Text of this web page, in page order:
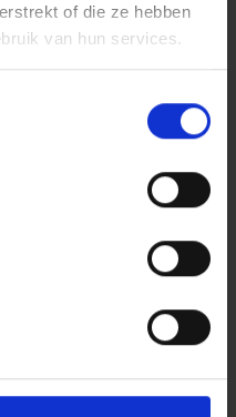
of die ze hebben
van hun services.
resultaat? Eén login,
flinke boost in